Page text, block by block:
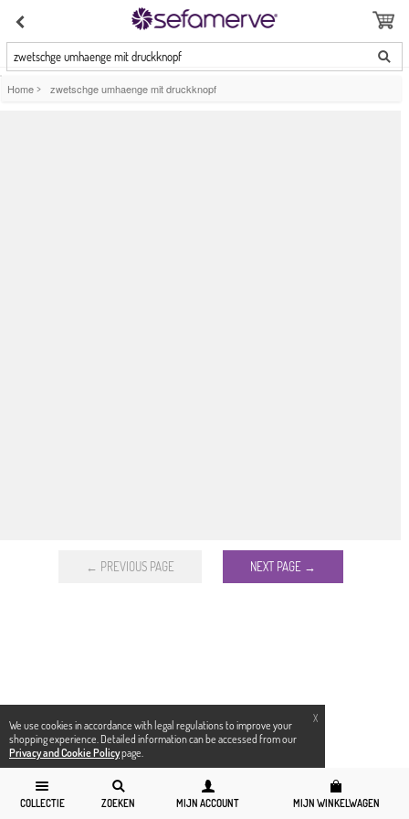
X
We use cookies in accordance with legal regulations to improve your
shopping experience. Detailed information can be accessed from our
Privacy and Cookie Policypage.
zwetschge umhaenge mit druckknopf
COLLECTIE ZOEKEN MIJN ACCOUNT MIJN WINKELWAGEN
Home > zwetschge umhaenge mit druckknopf
← PREVIOUS PAGE NEXT PAGE →